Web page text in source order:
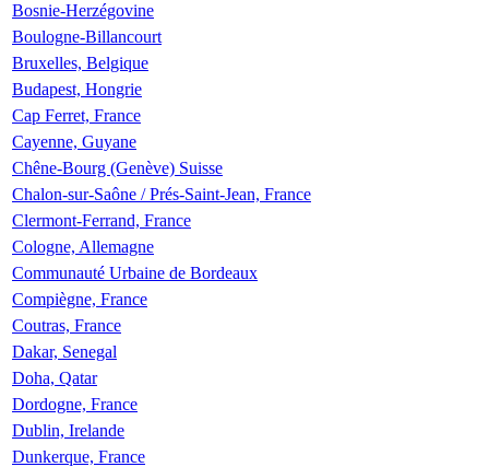
Bosnie-Herzégovine
Boulogne-Billancourt
Bruxelles, Belgique
Budapest, Hongrie
Cap Ferret, France
Cayenne, Guyane
Chêne-Bourg (Genève) Suisse
Chalon-sur-Saône / Prés-Saint-Jean, France
Clermont-Ferrand, France
Cologne, Allemagne
Communauté Urbaine de Bordeaux
Compiègne, France
Coutras, France
Dakar, Senegal
Doha, Qatar
Dordogne, France
Dublin, Irelande
Dunkerque, France